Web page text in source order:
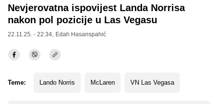
Nevjerovatna ispovijest Landa Norrisa
nakon pol pozicije u Las Vegasu
22.11.25. - 22:34, Edah Hasanspahić
Teme: Lando Norris McLaren VN Las Vegasa